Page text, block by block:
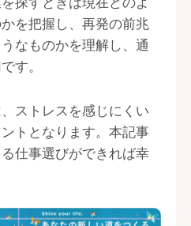
を把握し、再発の前兆
なものかを理解し、通
す。
ストレスを感じにくい
トとなります。本記事
仕事選びができれば幸